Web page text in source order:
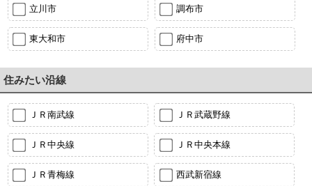
立川市 調布市
東大和市 府中市
住みたい沿線
ＪＲ南武線 ＪＲ武蔵野線
ＪＲ中央線 ＪＲ中央本線
ＪＲ青梅線 西武新宿線